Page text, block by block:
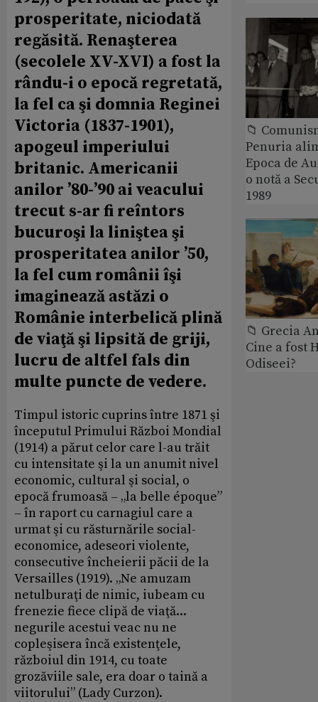
prosperitate, niciodată
regăsită. Renaşterea
(secolele XV-XVI) a fost la
rându-i o epocă regretată,
la fel ca şi domnia Reginei
Victoria (1837-1901),
apogeul imperiului
britanic. Americanii
anilor ’80-’90 ai veacului
trecut s-ar fi reîntors
bucuroşi la liniştea şi
prosperitatea anilor ’50,
la fel cum românii îşi
imaginează astăzi o
Românie interbelică plină
de viaţă şi lipsită de griji,
lucru de altfel fals din
multe puncte de vedere.
Timpul istoric cuprins între 1871 şi
începutul Primului Război Mondial
(1914) a părut celor care l-au trăit
cu intensitate şi la un anumit nivel
economic, cultural şi social, o
epocă frumoasă – „la belle époque”
– în raport cu carnagiul care a
urmat şi cu răsturnările social-
economice, adeseori violente,
consecutive încheierii păcii de la
Versailles (1919). „Ne amuzam
netulburaţi de nimic, iubeam cu
frenezie fiece clipă de viaţă...
negurile acestui veac nu ne
copleşisera încă existenţele,
războiul din 1914, cu toate
grozăviile sale, era doar o taină a
viitorului” (Lady Curzon).
📁
Penuria
Epoca de
o notă a
1989
📁 Grecia
Cine a fost
Odiseei?